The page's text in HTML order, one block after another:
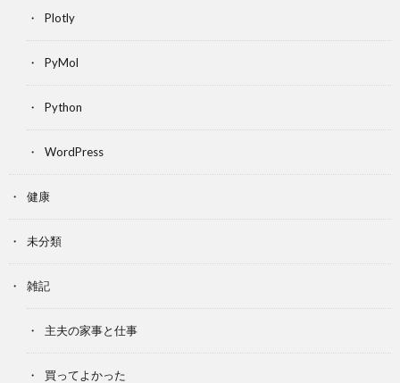
Plotly
PyMol
Python
WordPress
健康
未分類
雑記
主夫の家事と仕事
買ってよかった